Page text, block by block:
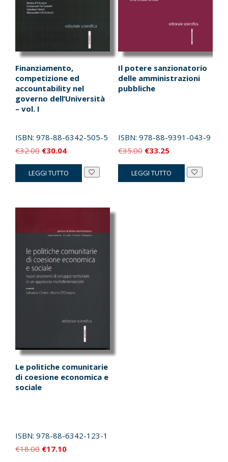
Finanziamento,
competizione ed
accountability nel
governo dell’Università
– vol. I
ISBN: 978-88-6342-505-5
€32.00 Il
prezzo
originale
€30.04Il
prezzo
attuale
LEGGI TUTTO
Il potere sanzionatorio
delle amministrazioni
pubbliche
ISBN: 978-88-9391-043-9
€35.00 Il
prezzo
originale
€33.25Il
prezzo
attuale
LEGGI TUTTO
Le politiche comunitarie
di coesione economica e
sociale
ISBN: 978-88-6342-123-1
€18.00 Il
€17.10Il